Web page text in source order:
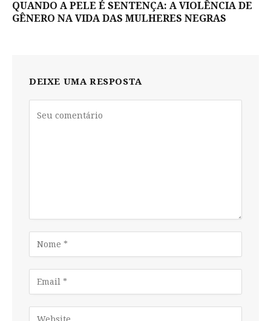
QUANDO A PELE É SENTENÇA: A VIOLÊNCIA DE
GÊNERO NA VIDA DAS MULHERES NEGRAS
DEIXE UMA RESPOSTA